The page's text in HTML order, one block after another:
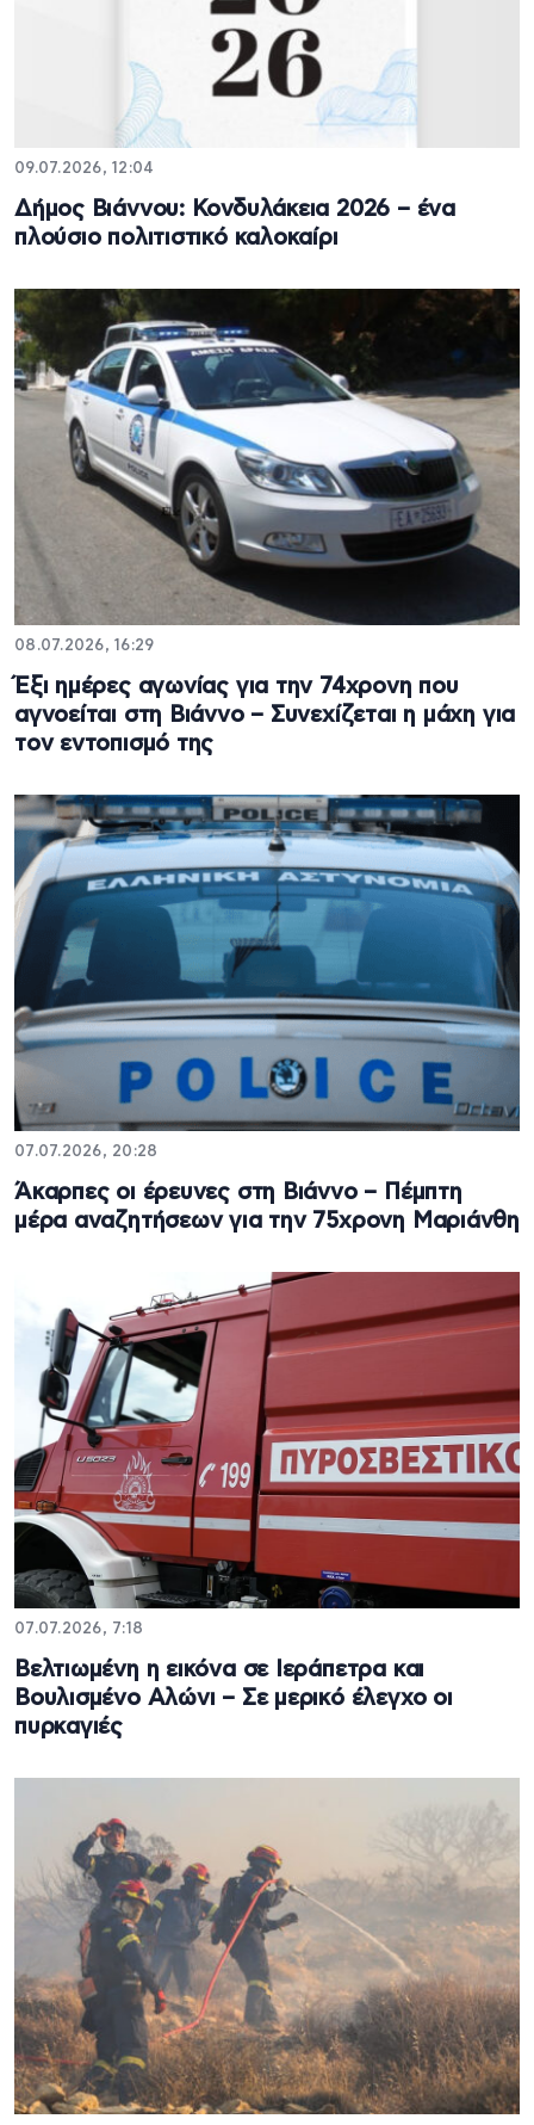
09.07.2026, 12:04
Δήμος Βιάννου: Κονδυλάκεια 2026 – ένα
πλούσιο πολιτιστικό καλοκαίρι
08.07.2026, 16:29
Έξι ημέρες αγωνίας για την 74χρονη που
αγνοείται στη Βιάννο – Συνεχίζεται η μάχη για
τον εντοπισμό της
07.07.2026, 20:28
Άκαρπες οι έρευνες στη Βιάννο – Πέμπτη
μέρα αναζητήσεων για την 75χρονη Μαριάνθη
07.07.2026, 7:18
Βελτιωμένη η εικόνα σε Ιεράπετρα και
Βουλισμένο Αλώνι – Σε μερικό έλεγχο οι
πυρκαγιές